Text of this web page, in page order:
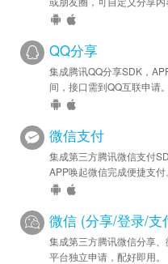
2022-04-05
2022-03-06
安卓优化 - SDK 升级至
安卓优化 - SDK 升级至
2021-12-20
安卓优化 - SDK 升级至
2021-12-03
安卓优化 - SDK 升级至
QQ分享
集成腾讯QQ分享SDK，
间，接口需到QQ互联申请。
微信支付
集成第三方腾讯微信支付
APP唤起微信完成便捷支付。
微信 (分享/登录/支
集成第三方腾讯微信分享
平台独立申请，配好即用。